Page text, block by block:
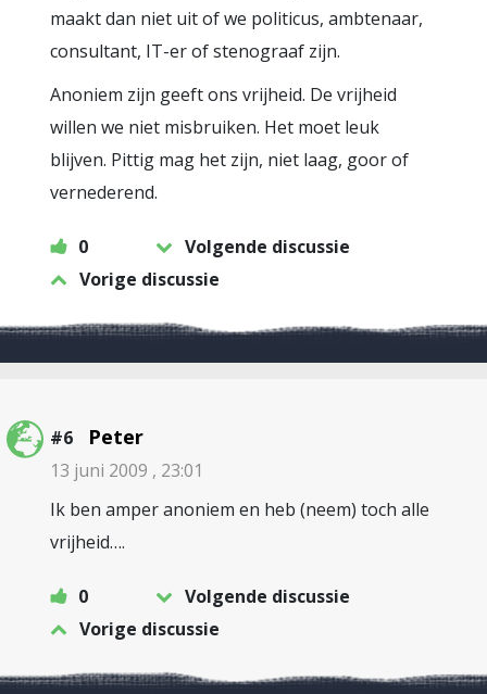
maakt dan niet uit of we politicus, ambtenaar,
consultant, IT-er of stenograaf zijn.
Anoniem zijn geeft ons vrijheid. De vrijheid
willen we niet misbruiken. Het moet leuk
blijven. Pittig mag het zijn, niet laag, goor of
vernederend.
0
Volgende discussie
Vorige discussie
#6 Peter
13 juni 2009 , 23:01
Ik ben amper anoniem en heb (neem) toch alle
vrijheid….
0
Volgende discussie
Vorige discussie